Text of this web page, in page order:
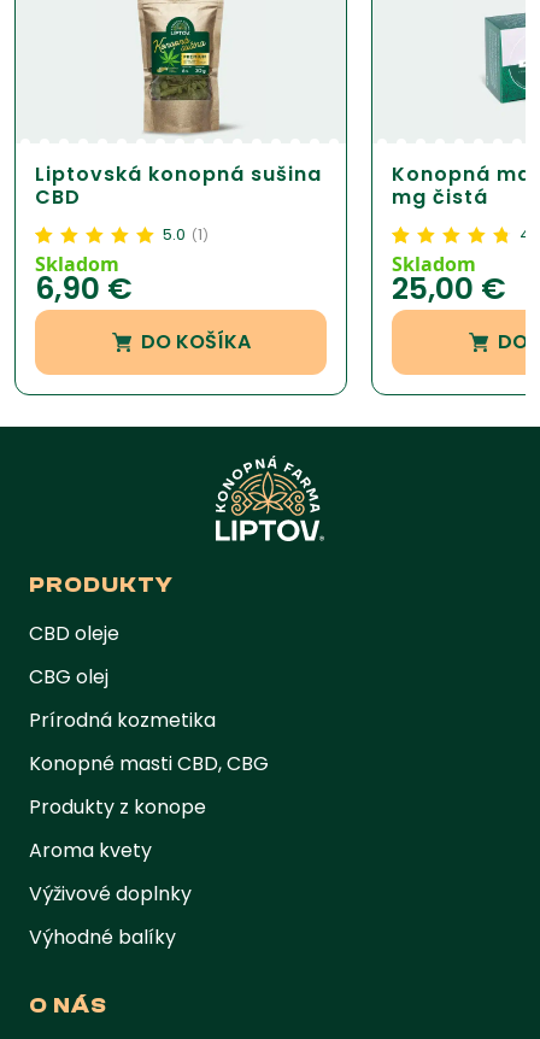
Liptovská konopná sušina
CBD
Hodnotenie5.00
5 na základe
1
zákazníckej
5.0 (1)
Skladom
6,90 €
DO KOŠÍKA
Konopná
mg čistá
Hodnotenie4.59
z 5 na základe
11
zákazníckej
Skladom
25,00 €
DO
PRODUKTY
CBD oleje
CBG olej
Prírodná kozmetika
Konopné masti CBD, CBG
Produkty z konope
Aroma kvety
Výživové doplnky
Výhodné balíky
O NÁS